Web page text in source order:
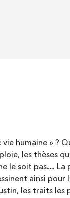
vie humaine »
les thèses
ne le soit pas…
ainsi pour
les traits les